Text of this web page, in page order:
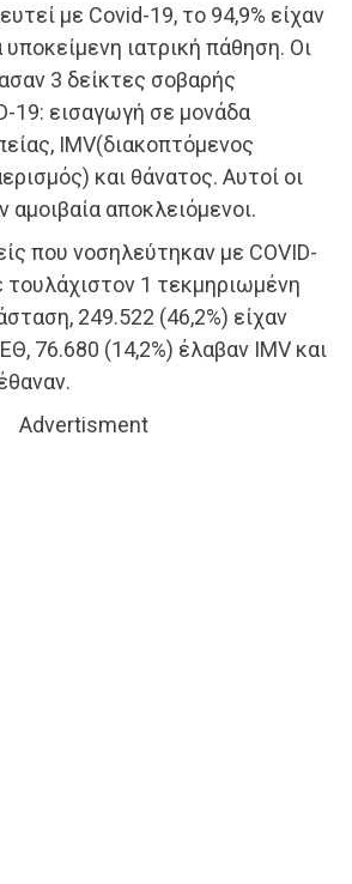
με Covid-19, το 94,9% είχαν
υποκείμενη ιατρική πάθηση. Οι
3 δείκτες σοβαρής
19: εισαγωγή σε μονάδα
IMV(διακοπτόμενος
και θάνατος. Αυτοί οι
αμοιβαία αποκλειόμενοι.
που νοσηλεύτηκαν με COVID-
τουλάχιστον 1 τεκμηριωμένη
249.522 (46,2%) είχαν
76.680 (14,2%) έλαβαν IMV και
Advertisment